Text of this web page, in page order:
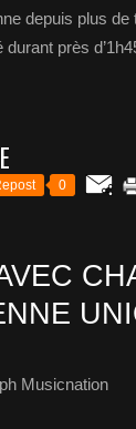
depuis plus
durant près
0
Musicnation